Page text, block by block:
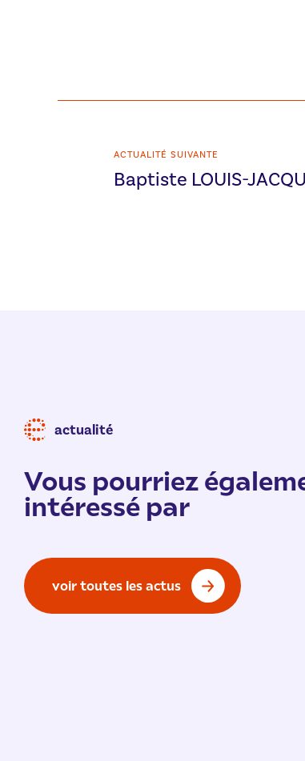
ACTUALITÉ SUIVANTE
Baptiste LOUIS-
actualité
Vous pourriez
intéressé par
voir toutes les actus